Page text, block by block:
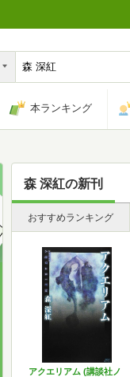
本ランキング
森 深紅の新刊
おすすめランキング
アクエリアム (講談社ノ